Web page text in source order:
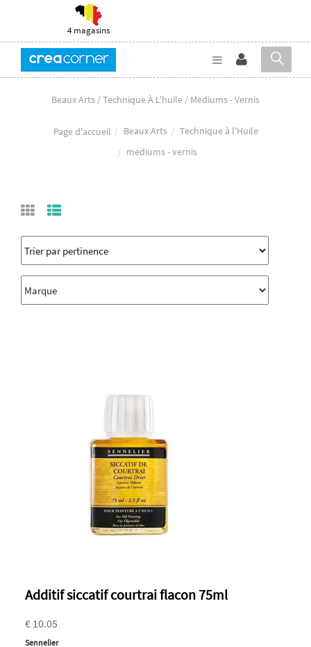
4 magasins
Beaux Arts / Technique À L'huile / Mediums - Vernis
Page d'accueil Beaux Arts
Technique à l'Huile
mediums - vernis
Additif siccatif courtrai flacon 75ml
€ 10.05
Sennelier